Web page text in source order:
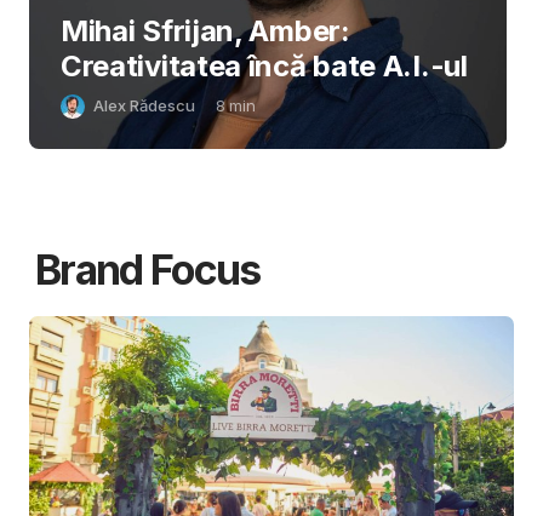
Mihai Sfrijan, Amber:
Creativitatea încă bate A.I.-ul
Alex Rădescu 8min
Brand Focus